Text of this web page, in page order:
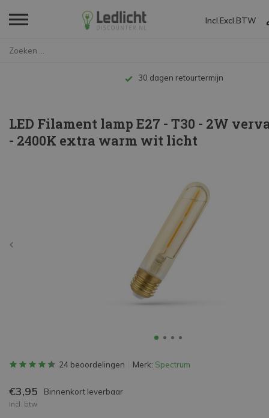
Incl. Excl. BTW
Tot 10 jaar garantie
LED Filament lamp E27 - T30 - 2W
- 2400K extra warm wit licht
24 beoordelingen Merk: Spectrum
€3,95 Binnenkort leverbaar
Incl. btw